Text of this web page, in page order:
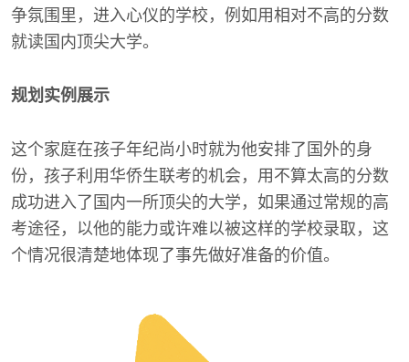
争氛围里，进入心仪的学校，例如用相对不高的分数
就读国内顶尖大学。
规划实例展示
这个家庭在孩子年纪尚小时就为他安排了国外的身
份，孩子利用华侨生联考的机会，用不算太高的分数
成功进入了国内一所顶尖的大学，如果通过常规的高
考途径，以他的能力或许难以被这样的学校录取，这
个情况很清楚地体现了事先做好准备的价值。